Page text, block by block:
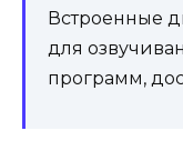
Встроенные
для
программ,